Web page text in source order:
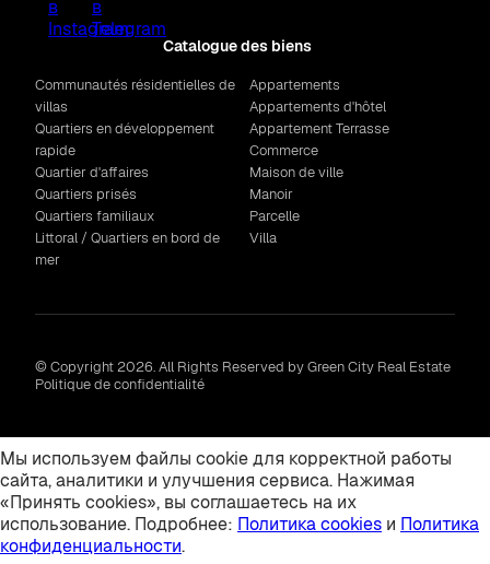
Catalogue des biens
Communautés résidentielles de
villas
Quartiers en développement
rapide
Quartier d'affaires
Quartiers prisés
Quartiers familiaux
Littoral / Quartiers en bord de
mer
Appartements
Appartements d'hôtel
Appartement Terrasse
Commerce
Maison de ville
Manoir
Parcelle
Villa
© Copyright 2026. All Rights Reserved by Green City Real Estate
Politique de confidentialité
Мы используем файлы cookie для корректной работы
сайта, аналитики и улучшения сервиса. Нажимая
«Принять cookies», вы соглашаетесь на их
использование. Подробнее: Политика cookies и Политика
конфиденциальности.